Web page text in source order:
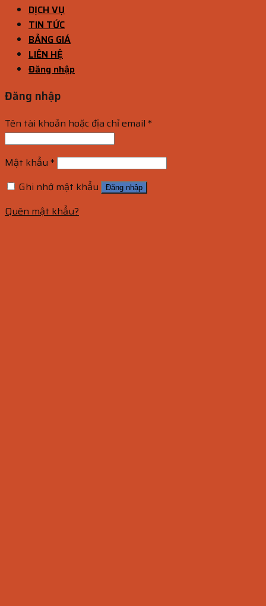
DỊCH VỤ
TIN TỨC
BẢNG GIÁ
LIÊN HỆ
Đăng nhập
Đăng nhập
Tên tài khoản hoặc địa chỉ email *
Mật khẩu *
Ghi nhớ mật khẩu
Đăng nhập
Quên mật khẩu?